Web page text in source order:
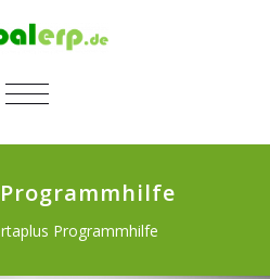
SCHALTE NAVIGATION
Programmhilfe